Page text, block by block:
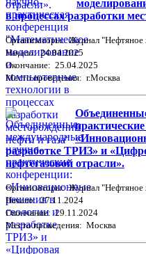
в процессах разработки
Организаторы: Журнал "Нефтяное
Начало: 24.04.2025
Окончание: 25.04.2025
Место проведения: г.Москва
разработке ТРИЗ» и
нефтегазовой отрасли».
Организаторы: Журнал "Нефтяное
Начало: 27.11.2024
Окончание: 29.11.2024
Место проведения: Москва